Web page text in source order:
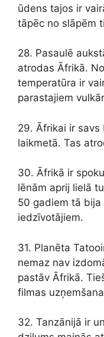
ūdens tajos ir
tāpēc no slāpēm
28. Pasaulē
atrodas Āfrikā.
temperatūra ir
parastajiem
29. Āfrikai ir savs
laikmetā. Tas
30. Āfrikā ir
lēnām aprij lielā
50 gadiem tā
iedzīvotājiem.
31. Planēta
nemaz nav
pastāv Āfrikā.
filmas
32. Tanzānijā ir